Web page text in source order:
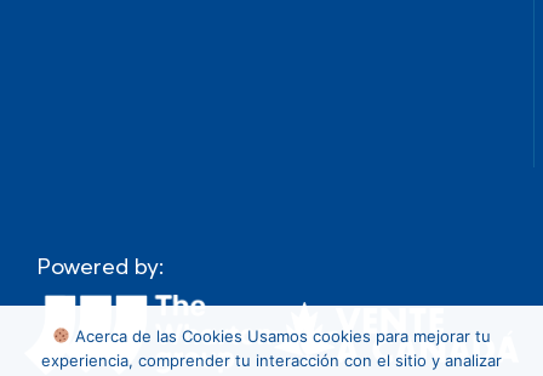
Powered by:
Acerca de las Cookies Usamos cookies para mejorar tu
experiencia, comprender tu interacción con el sitio y analizar